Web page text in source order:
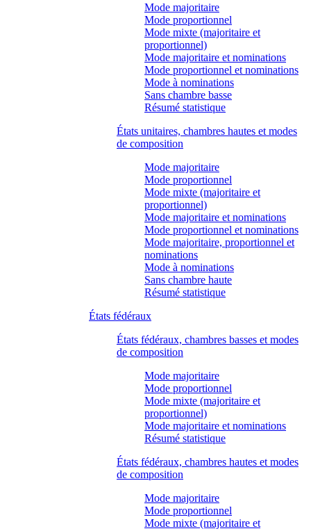
Mode majoritaire
Mode proportionnel
Mode mixte (majoritaire et
proportionnel)
Mode majoritaire et nominations
Mode proportionnel et nominations
Mode à nominations
Sans chambre basse
Résumé statistique
États unitaires, chambres hautes et modes
de composition
Mode majoritaire
Mode proportionnel
Mode mixte (majoritaire et
proportionnel)
Mode majoritaire et nominations
Mode proportionnel et nominations
Mode majoritaire, proportionnel et
nominations
Mode à nominations
Sans chambre haute
Résumé statistique
États fédéraux
États fédéraux, chambres basses et modes
de composition
Mode majoritaire
Mode proportionnel
Mode mixte (majoritaire et
proportionnel)
Mode majoritaire et nominations
Résumé statistique
États fédéraux, chambres hautes et modes
de composition
Mode majoritaire
Mode proportionnel
Mode mixte (majoritaire et